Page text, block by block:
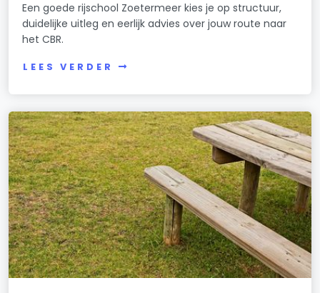
Een goede rijschool Zoetermeer kies je op structuur,
duidelijke uitleg en eerlijk advies over jouw route naar
het CBR.
LEES VERDER